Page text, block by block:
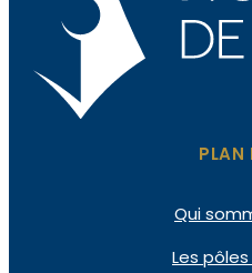
PLAN
Qui
Les pôles